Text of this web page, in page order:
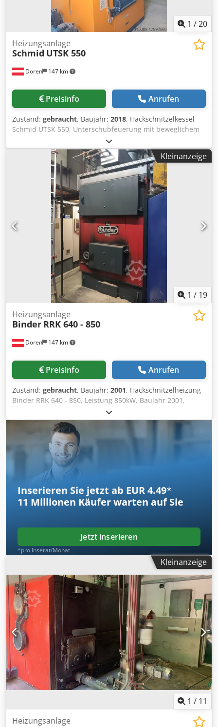
1 /20
Doren 147 km
Heizungsanlage
Schmid UTSK 550
Preisinfo Anrufen
Zustand: gebraucht, Baujahr: 2018, Hackschnitzelkessel
Schmid UTSK 550, Unterschubfeuerung mit beweglichem
Ausbrandrost, Leistung 550kW, Baujahr 2018, inkl.
Einschubschnecke mit Rückbrandsicherung, inkl.
Zubringerschnecke, inkl. pneumatische Abreinigung, inkl.
Abgasrezirkulation, inkl. Multizyklonabscheider, inkl.
Entaschung, inkl. Steuerung für Schmidkessel. inkl.
Elektrofilter Marke Meisterfilter, inkl. Steuerung -
Elektrofilter, inkl. Entaschung Elektrofilter, inkl.
Abgasgebläse, Demontage ist vom Käufer durchzuführen.
Nicht mit dabei: Dsdpfx Ajvgcwmsg Isck -
Bunkeraustragung -Kamin Info Bunkeraustragung: Bei
Interesse an Schubboden oder Rührwerkaustragung kann
Kleinanzeige
1 / 19
Doren 147 km
Heizungsanlage
Binder RRK 640 - 850
Preisinfo Anrufen
Zustand: gebraucht, Baujahr: 2001, Hackschnitzelheizung
Binder RRK 640 - 850, Leistung 850kW, Baujahr 2001,
Unterschubfeuerung, inkl. Einschubschnecke mit
Rückbrandsicherung, inkl. Brennstofftransportschnecke,
inkl. Zyklonabscheider für Flugasche, inkl.
Rücklaufanhebung (Kesselpumpe und Mischventil) inkl.
Steuerung, Anlage voll funktionsfähig, Demontage muss
selber gemacht werden, Anlage ebenerdig, kann einteilig
ins Freie gerollt werden, Stapler vorhanden.
Inserieren Sie jetzt ab EUR 4.49*
11 Millionen Käufer warten auf Sie
Jetzt inserieren
*pro Inserat/Monat
Kleinanzeige
1 / 11
Heizungsanlage